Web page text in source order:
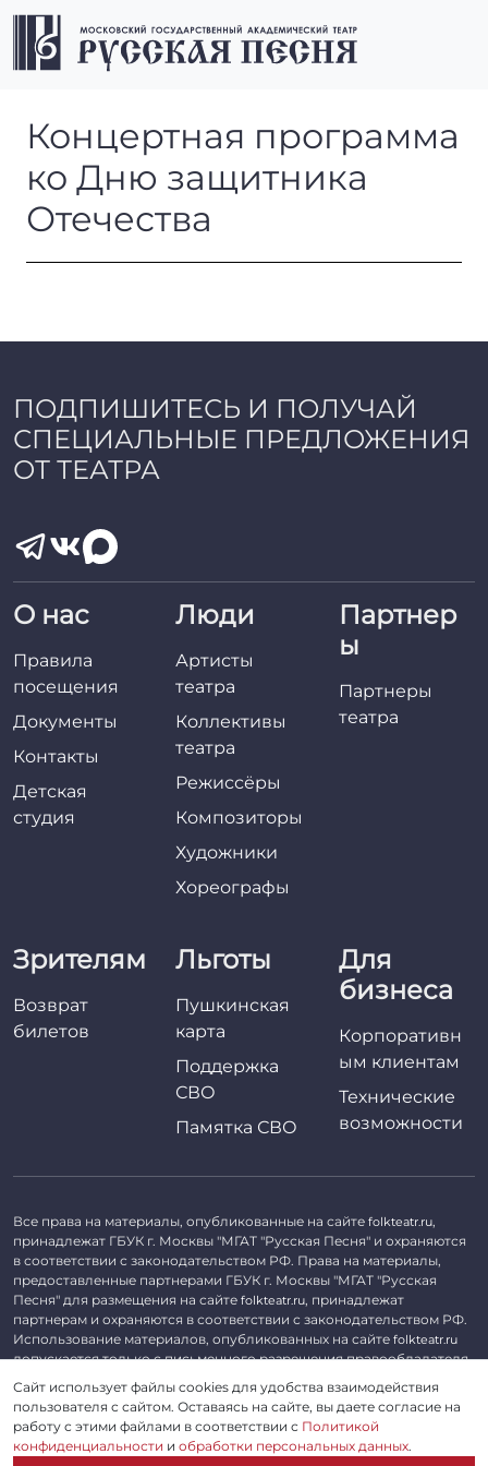
Перейти к содержимому
Перейти к футеру
Концертная программа ко
Концертная программа
ко Дню защитника
Отечества
ПОДПИШИТЕСЬ И ПОЛУЧАЙ
СПЕЦИАЛЬНЫЕ ПРЕДЛОЖЕНИЯ
ОТ ТЕАТРА
О нас
Правила
посещения
Документы
Контакты
Детская
студия
Люди
Артисты
театра
Коллективы
театра
Режиссёры
Композиторы
Художники
Хореографы
Партнер
ы
Партнеры
театра
Зрителям
Возврат
билетов
Льготы
Пушкинская
карта
Поддержка
СВО
Памятка СВО
Для
бизнеса
Корпоративн
ым клиентам
Технические
возможности
Все права на материалы, опубликованные на сайте folkteatr.ru,
принадлежат ГБУК г. Москвы "МГАТ "Русская Песня" и охраняются
в соответствии с законодательством РФ. Права на материалы,
предоставленные партнерами ГБУК г. Москвы "МГАТ "Русская
Песня" для размещения на сайте folkteatr.ru, принадлежат
партнерам и охраняются в соответствии с законодательством РФ.
Использование материалов, опубликованных на сайте folkteatr.ru
допускается только с письменного разрешения правообладателя.
©2026 ГБУК г. Москвы «МГАТ «Русская песня». ОГРН 1027739279182,
ИНН 7714039052.
Пользовательское соглашение
Сайт использует файлы cookies для удобства взаимодействия
пользователя с сайтом. Оставаясь на сайте, вы даете согласие на
работу с этими файлами в соответствии с Политикой
конфиденциальности и обработки персональных данных.